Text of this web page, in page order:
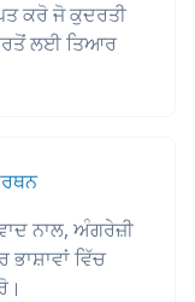
ਕਰੋ ਜੋ ਕੁਦਰਤੀ
ਲਈ ਤਿਆਰ
ਨਾਲ, ਅੰਗਰੇਜ਼ੀ
ਭਾਸ਼ਾਵਾਂ ਵਿੱਚ